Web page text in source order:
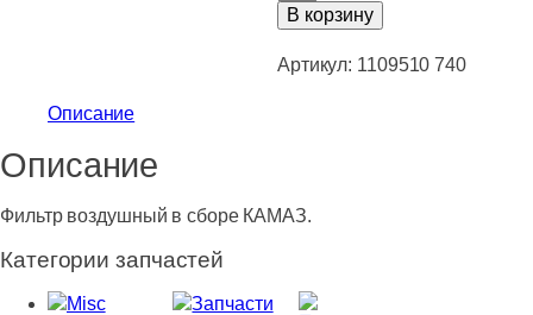
товара
воздушный
В корзину
Артикул: 1109510 740
Описание
Описание
Фильтр воздушный в сборе КАМАЗ.
Категории запчастей